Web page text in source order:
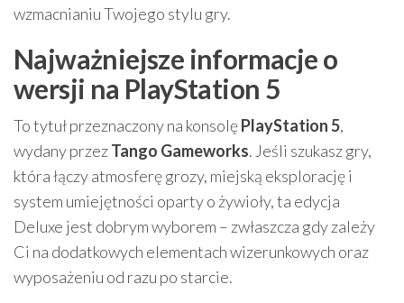
wzmacnianiu Twojego stylu gry.
Najważniejsze informacje o
wersji na PlayStation 5
To tytuł przeznaczony na konsolęPlayStation 5,
wydany przezTango Gameworks. Jeśli szukasz gry,
która łączy atmosferę grozy, miejską eksplorację i
system umiejętności oparty o żywioły, ta edycja
Deluxe jest dobrym wyborem – zwłaszcza gdy zależy
Ci na dodatkowych elementach wizerunkowych oraz
wyposażeniu od razu po starcie.